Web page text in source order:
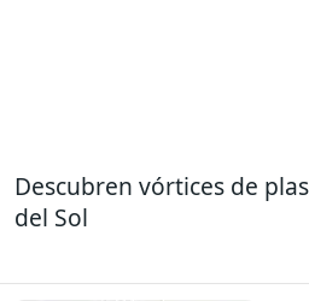
Descubren vórtices de
del Sol